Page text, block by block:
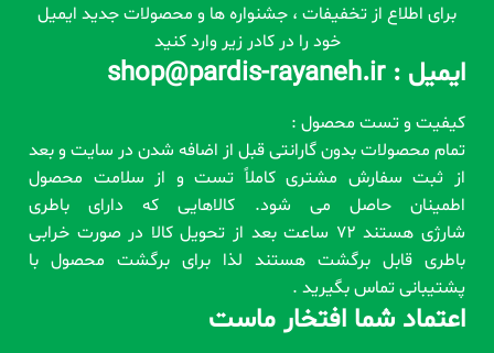
برای اطلاع از تخفیفات ، جشنواره ها و محصولات جدید ایمیل
خود را در کادر زیر وارد کنید
ایمیل : shop@pardis-rayaneh.ir
کیفیت و تست محصول :
تمام محصولات بدون گارانتی قبل از اضافه شدن در سایت و بعد
از ثبت سفارش مشتری کاملاً تست و از سلامت محصول
اطمینان حاصل می شود. کالاهایی که دارای باطری
شارژی هستند 72 ساعت بعد از تحویل کالا در صورت خرابی
باطری قابل برگشت هستند لذا برای برگشت محصول با
پشتیبانی تماس بگیرید .
اعتماد شما افتخار ماست